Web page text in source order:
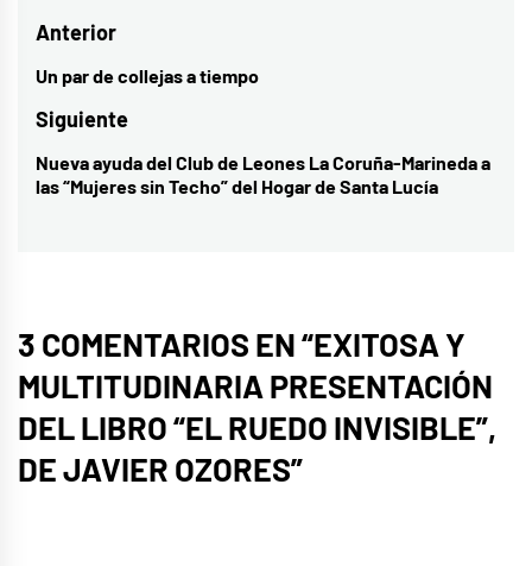
Navegación
de
entradas
Anterior
Entrada
anterior:
Un par de collejas a tiempo
Siguiente
Entrada
siguiente:
Nueva ayuda del Club de Leones La Coruña-Marineda a
las “Mujeres sin Techo” del Hogar de Santa Lucía
3 COMENTARIOS EN “EXITOSA Y
MULTITUDINARIA PRESENTACIÓN
DEL LIBRO “EL RUEDO INVISIBLE”,
DE JAVIER OZORES”